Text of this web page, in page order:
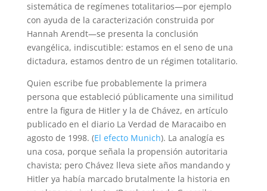
sistemática de regímenes totalitarios—por ejemplo
con ayuda de la caracterización construida por
Hannah Arendt—se presenta la conclusión
evangélica, indiscutible: estamos en el seno de una
dictadura, estamos dentro de un régimen totalitario.
Quien escribe fue probablemente la primera
persona que estableció públicamente una similitud
entre la figura de Hitler y la de Chávez, en artículo
publicado en el diario La Verdad de Maracaibo en
agosto de 1998. (El efecto Munich). La analogía es
una cosa, porque señala la propensión autoritaria
chavista; pero Chávez lleva siete años mandando y
Hitler ya había marcado brutalmente la historia en